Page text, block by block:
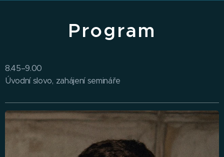
Program
8.45–9.00
Úvodní slovo, zahájení semináře